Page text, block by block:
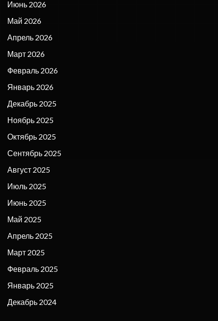
Июнь 2026
Май 2026
Апрель 2026
Март 2026
Февраль 2026
Январь 2026
Декабрь 2025
Ноябрь 2025
Октябрь 2025
Сентябрь 2025
Август 2025
Июль 2025
Июнь 2025
Май 2025
Апрель 2025
Март 2025
Февраль 2025
Январь 2025
Декабрь 2024